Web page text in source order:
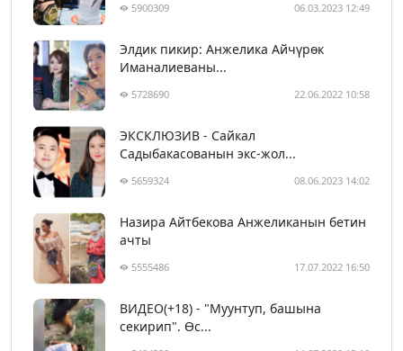
5900309 06.03.2023 12:49
Элдик пикир: Анжелика Айчүрөк
Иманалиеваны...
5728690 22.06.2022 10:58
ЭКСКЛЮЗИВ - Сайкал
Садыбакасованын экс-жол...
5659324 08.06.2023 14:02
Назира Айтбекова Анжеликанын бетин
ачты
5555486 17.07.2022 16:50
ВИДЕО(+18) - "Муунтуп, башына
секирип". Өс...